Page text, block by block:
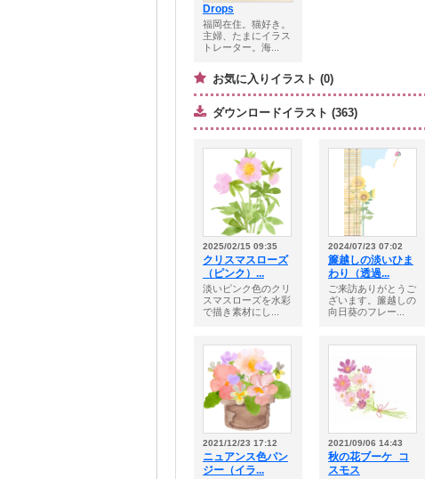
Drops
福岡在住。猫好き。
主婦、たまにイラス
トレーター。海...
お気に入りイラスト (0)
ダウンロードイラスト (363)
2025/02/15 09:35
クリスマスローズ
（ピンク）...
淡いピンク色のクリ
スマスローズを水彩
で描き素材にし...
2024/07/23 07:02
簾越しの淡いひま
わり（透過...
ご来訪ありがとうご
ざいます。簾越しの
向日葵のフレー...
2021/12/23 17:12
ニュアンス色パン
ジー（イラ...
2021/09/06 14:43
秋の花ブーケ_コ
スモス